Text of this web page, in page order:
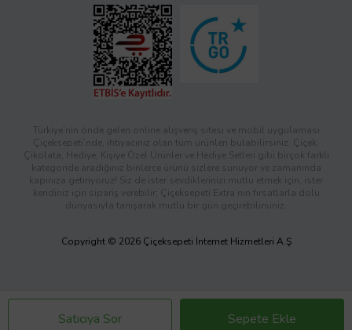
Satıcıya Sor Sepete Ekle
Türkiye’nin önde gelen online alışveriş sitesi ve mobil uygulaması
Çiçeksepeti’nde, ihtiyacınız olan tüm ürünleri bulabilirsiniz. Çiçek,
Çikolata, Hediye, Kişiye Özel Ürünler ve Hediye Setleri gibi birçok farklı
kategoride aradığınız binlerce ürünü sizlere sunuyor ve zamanında
kapınıza getiriyoruz! Siz de ister sevdiklerinizi mutlu etmek için, ister
kendiniz için sipariş verebilir; Çiçeksepeti Extra’nın fırsatlarla dolu
dünyasıyla tanışarak mutlu bir gün geçirebilirsiniz.
Copyright © 2026 Çiçeksepeti İnternet Hizmetleri A.Ş